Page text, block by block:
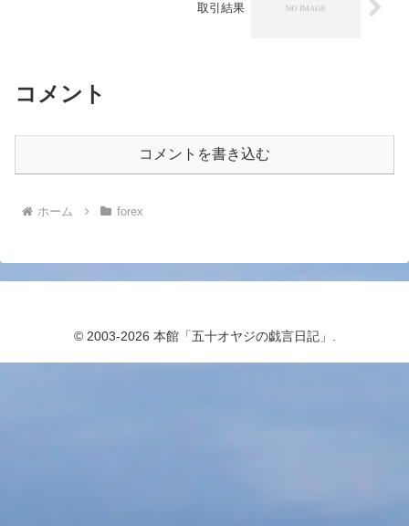
取引結果
コメント
コメントを書き込む
ホーム forex
© 2003-2026 本館「五十オヤジの戯言日記」.